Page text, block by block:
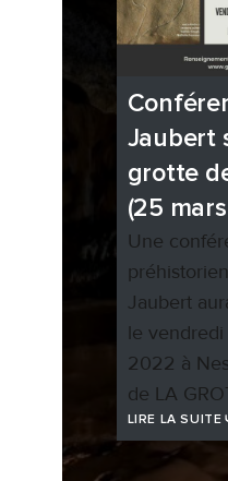
Jaubert
grotte
(25
Une
Jaubert
le
2022 à
de LA
LIRE LA SUITE